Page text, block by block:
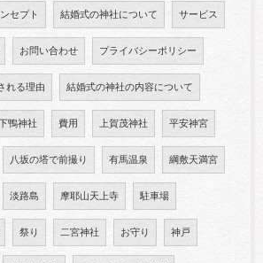
セプト 結婚式の神社について サービス
お問い合わせ プライバシーポリシー
れる理由 結婚式の神社の内容について
鴨神社 費用 上賀茂神社 平安神宮
八坂の塔で前撮り 有馬温泉 綱敷天満宮
淡路島 摩耶山天上寺 駐車場
祭り 二宮神社 お守り 神戸